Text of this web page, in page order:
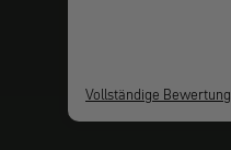
Vollständige Bewertung